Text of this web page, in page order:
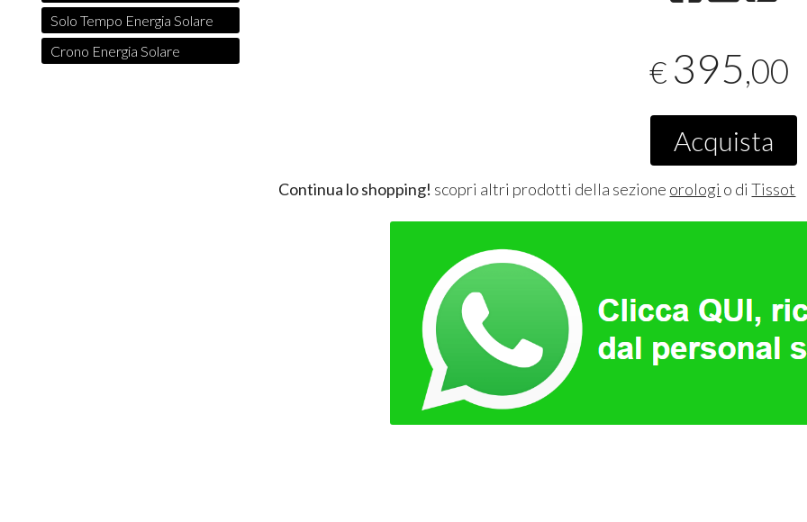
€ 395,00
Acquista
Continua lo shopping! scopri altri prodotti della sezione orologi o diTissot
Solo Tempo Energia Solare
Crono Energia Solare